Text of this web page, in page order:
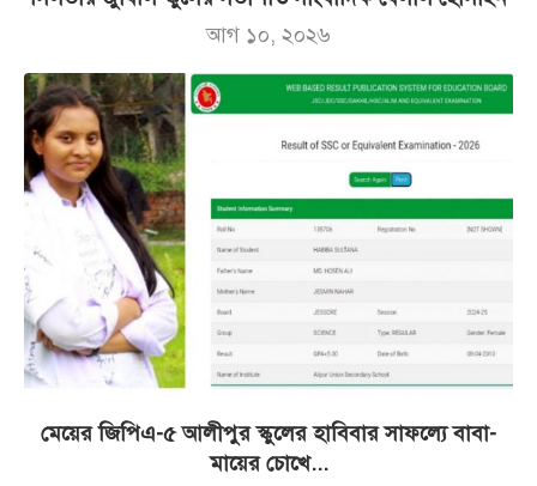
আগ ১০, ২০২৬
মেয়ের জিপিএ-৫ আলীপুর স্কুলের হাবিবার সাফল্যে বাবা-
মায়ের চোখে...